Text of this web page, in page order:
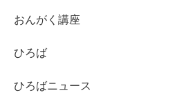
おんがく講座
ひろば
ひろばニュース